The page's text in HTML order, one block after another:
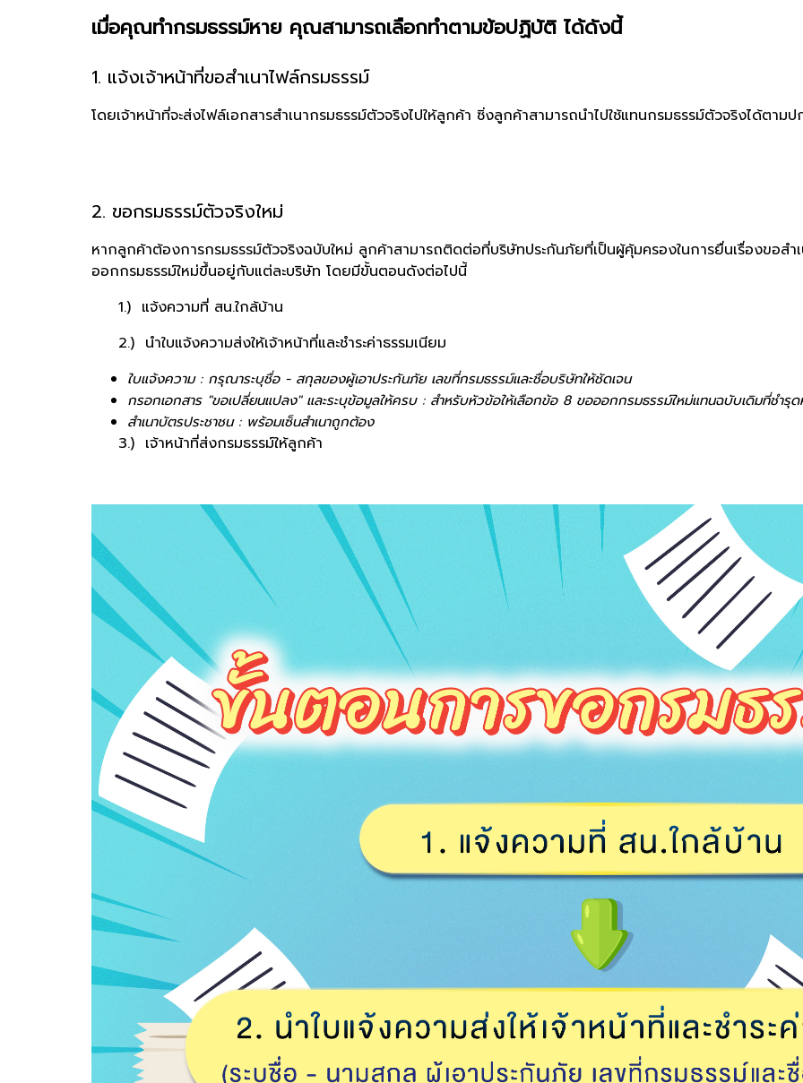
เมื่อคุณทำกรมธรรม์หาย คุณสามารถเลือกทำตามข้อปฏิบัติ ได้ดังนี้
1. แจ้งเจ้าหน้าที่ขอสำเนาไฟล์กรมธรรม์
โดยเจ้าหน้าที่จะส่งไฟล์เอกสารสำเนากรมธรรม์ตัวจริงไปให้ลูกค้า ซิ่งลูกค้าสามารถนำไปใช้แทนกรมธรรม์ตัวจริงได้ตาม
2. ขอกรมธรรม์ตัวจริงใหม่
หากลูกค้าต้องการกรมธรรม์ตัวจริงฉบับใหม่ ลูกค้าสามารถติดต่อที่บริษัทประกันภัยที่เป็นผู้คุ้มครองในการยื่นเรื่องขอสำเ
ออกกรมธรรม์ใหม่ขึ้นอยู่กับแต่ละบริษัท โดยมีขั้นตอนดังต่อไปนี้
1.) แจ้งความที่ สน.ใกล้บ้าน
2.) นำใบแจ้งความส่งให้เจ้าหน้าที่และชำระค่าธรรมเนียม
ใบแจ้งความ : กรุณาระบุชื่อ - สกุลของผู้เอาประกันภัย เลขที่กรมธรรม์และชื่อบริษัทให้ชัดเจน
กรอกเอกสาร "ขอเปลี่ยนแปลง" และระบุข้อมูลให้ครบ : สำหรับหัวข้อให้เลือกข้อ 8 ขอออกกรมธรรม์ใหม่แทนฉบับเดิมที่ชำรุ
สำเนาบัตรประชาชน : พร้อมเซ็นสำเนาถูกต้อง
3.) เจ้าหน้าที่ส่งกรมธรรม์ให้ลูกค้า